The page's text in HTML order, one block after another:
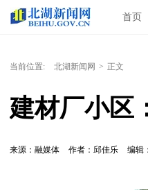
首页
当前位置: 北湖新闻网 > 正文
建材厂小区
来源：融媒体 作者：邱佳乐 编辑